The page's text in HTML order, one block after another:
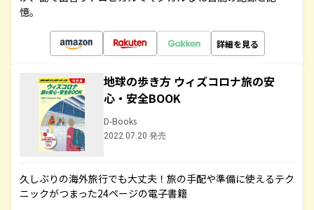
憶。
詳細を見る
地球の歩き方 ウィズコロナ旅の安
心・安全BOOK
D-Books
2022.07.20 発売
久しぶりの海外旅行でも大丈夫！旅の手配や準備に使えるテク
ニックがつまった24ページの電子書籍